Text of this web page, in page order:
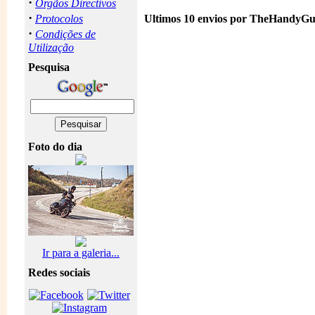
Orgãos Directivos
· Protocolos
· Condições de
Utilização
Pesquisa
Foto do dia
Ir para a galeria...
Redes sociais
Ultimos 10 envios por